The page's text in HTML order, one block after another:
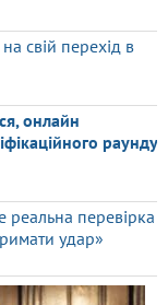
свій перехід в
онлайн
раунду
перевірка
удар»